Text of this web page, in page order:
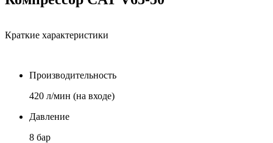
Краткие характеристики
Производительность
420 л/мин (на входе)
Давление
8 бар